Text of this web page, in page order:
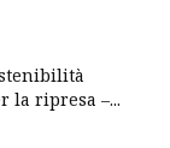
la ripresa –...